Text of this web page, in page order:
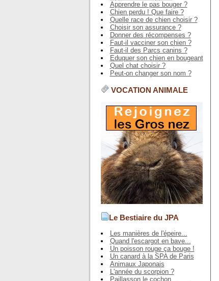
Apprendre le pas bouger ?
Chien perdu ! Que faire ?
Quelle race de chien choisir ?
Choisir son assurance ?
Donner des récompenses ?
Faut-il vacciner son chien ?
Faut-il des Parcs canins ?
Eduquer son chien en bougeant
Quel chat choisir ?
Peut-on changer son nom ?
VOCATION ANIMALE
Le Bestiaire du JPA
Les manières de l'épeire...
Quand l'escargot en bave...
Un poisson rouge ça bouge !
Un canard à la SPA de Paris
Animaux Japonais
L'année du scorpion ?
Paillasson le cochon